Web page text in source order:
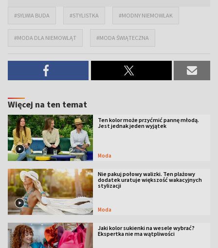
#SYLWIA BUDA #STYLISTKA #MODNY NIEMOWLAK
#MODA DLA NIEMOWLĄT #MODA ŚWIĄTECZNA
Więcej na ten temat
Ten kolor może przyćmić pannę młodą.
Jest jednak jeden wyjątek
Moda
Nie pakuj połowy walizki. Ten plażowy
dodatek uratuje większość wakacyjnych
stylizacji
Moda
Jaki kolor sukienki na wesele wybrać?
Ekspertka nie ma wątpliwości